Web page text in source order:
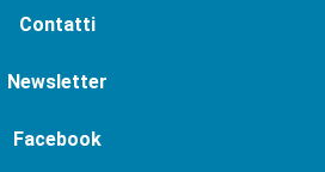
Contatti
Newsletter
Facebook